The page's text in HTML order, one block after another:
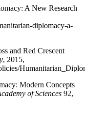
A New Research
diplomacy-a-
and Red Crescent
, 2015,
Modern Concepts
of Sciences 92,